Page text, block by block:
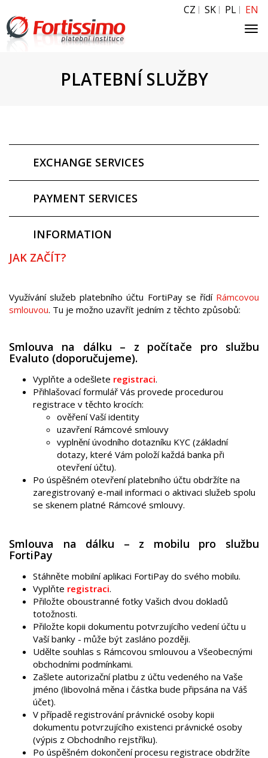
CZ SK PL EN
PLATEBNÍ SLUŽBY
EXCHANGE SERVICES
PAYMENT SERVICES
INFORMATION
JAK ZAČÍT?
Využívání služeb platebního účtu FortiPay se řídí Rámcovou
smlouvou. Tu je možno uzavřít jedním z těchto způsobů:
Smlouva na dálku – z počítače pro službu
Evaluto (doporučujeme).
Vyplňte a odešlete registraci.
Přihlašovací formulář Vás provede procedurou
registrace v těchto krocích:
ověření Vaší identity
uzavření Rámcové smlouvy
vyplnění úvodního dotazníku KYC (základní
dotazy, které Vám položí každá banka při
otevření účtu).
Po úspěšném otevření platebního účtu obdržíte na
zaregistrovaný e-mail informaci o aktivaci služeb spolu
se skenem platné Rámcové smlouvy.
Smlouva na dálku – z mobilu pro službu
FortiPay
Stáhněte mobilní aplikaci FortiPay do svého mobilu.
Vyplňte registraci.
Přiložte oboustranné fotky Vašich dvou dokladů
totožnosti.
Přiložte kopii dokumentu potvrzujícího vedení účtu u
Vaší banky - může být zasláno později.
Udělte souhlas s Rámcovou smlouvou a Všeobecnými
obchodními podmínkami.
Zašlete autorizační platbu z účtu vedeného na Vaše
jméno (libovolná měna i částka bude připsána na Váš
účet).
V případě registrování právnické osoby kopii
dokumentu potvrzujícího existenci právnické osoby
(výpis z Obchodního rejstříku).
Po úspěšném dokončení procesu registrace obdržíte